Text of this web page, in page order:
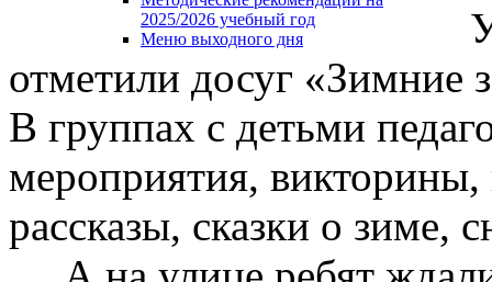
2025/2026 учебный год
Меню выходного дня
отметили досуг «Зимние
В группах с детьми
мероприятия,
рассказы, сказки о зиме,